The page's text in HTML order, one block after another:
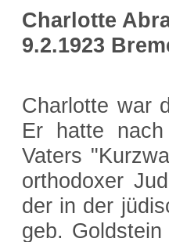
Charlotte
9.2.1923
Charlotte war
Er hatte
Vaters
orthodoxer
der in der
geb.